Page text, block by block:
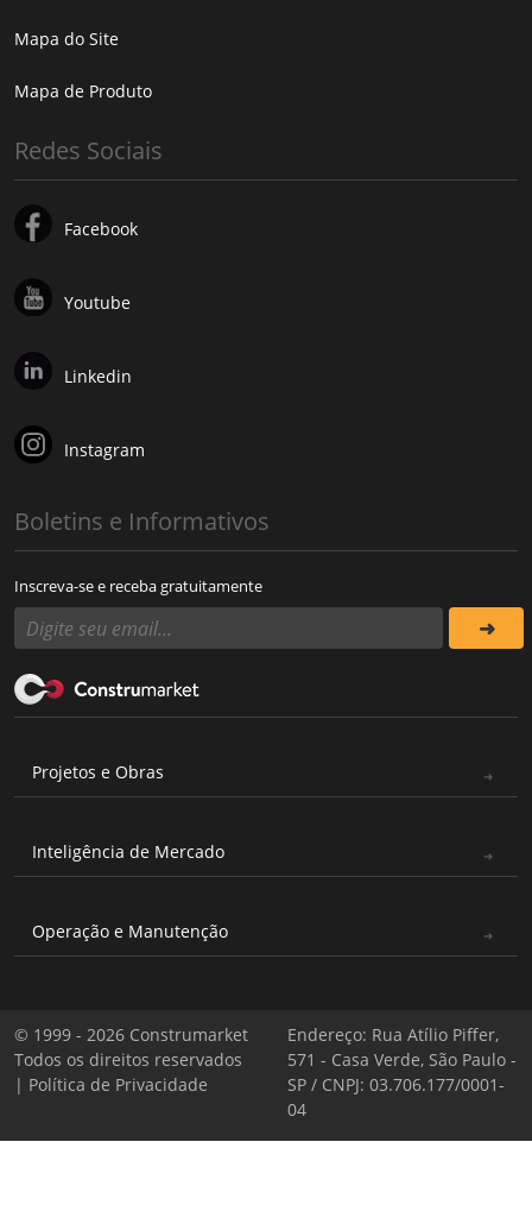
Mapa do Site
Mapa de Produto
Redes Sociais
Facebook
Youtube
Linkedin
Instagram
Boletins e Informativos
Inscreva-se e receba gratuitamente
Projetos e Obras
Inteligência de Mercado
Operação e Manutenção
© 1999 - 2026 Construmarket
Todos os direitos reservados
| Política de Privacidade
Endereço: Rua Atílio Piffer,
571 - Casa Verde, São Paulo -
SP / CNPJ: 03.706.177/0001-
04